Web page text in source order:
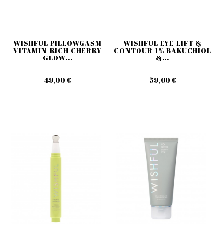
WISHFUL PILLOWGASM
VITAMIN-RICH CHERRY
GLOW...
49,00 €
WISHFUL EYE LIFT &
CONTOUR 1% BAKUCHIOL
&...
59,00 €